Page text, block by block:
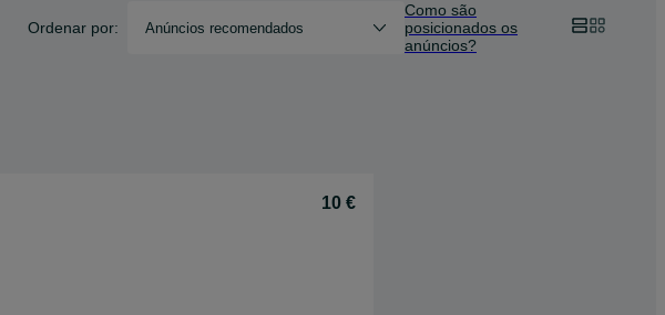
Ordenar por: Anúncios recomendados
Como são
posicionados os
anúncios?
10 €